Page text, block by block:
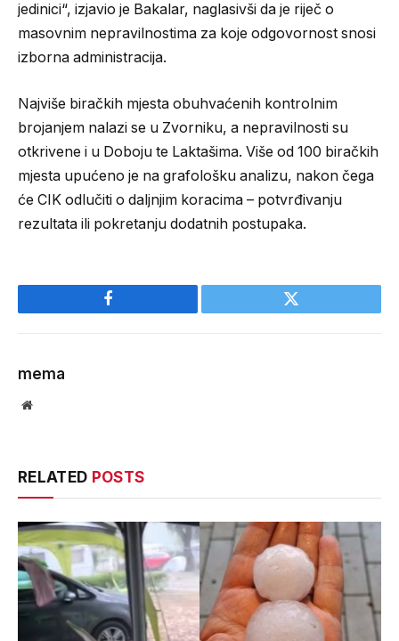
jedinici“, izjavio je Bakalar, naglasivši da je riječ o
masovnim nepravilnostima za koje odgovornost snosi
izborna administracija.
Najviše biračkih mjesta obuhvaćenih kontrolnim
brojanjem nalazi se u Zvorniku, a nepravilnosti su
otkrivene i u Doboju te Laktašima. Više od 100 biračkih
mjesta upućeno je na grafološku analizu, nakon čega
će CIK odlučiti o daljnjim koracima – potvrđivanju
rezultata ili pokretanju dodatnih postupaka.
Facebook Twitter
mema
Website
RELATED POSTS